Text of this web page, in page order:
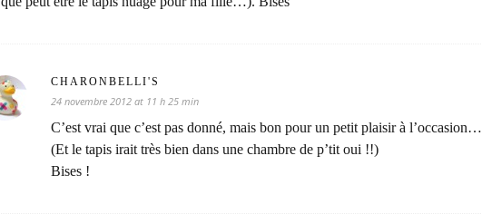
CHARONBELLI'S
24 novembre 2012 at 11 h 25 min
C’est vrai que c’est pas donné, mais bon pour un petit plaisir à l’occasion…
(Et le tapis irait très bien dans une chambre de p’tit oui !!)
Bises !